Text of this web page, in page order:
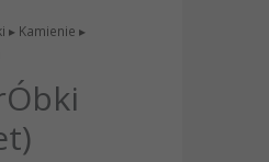
▸ Kamienie ▸